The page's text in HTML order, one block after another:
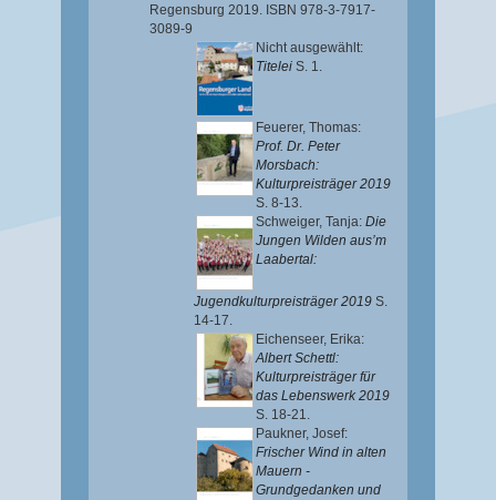
Regensburg 2019. ISBN 978-3-7917-
3089-9
Nicht ausgewählt:
Titelei S. 1.
Feuerer, Thomas:
Prof. Dr. Peter
Morsbach:
Kulturpreisträger 2019
S. 8-13.
Schweiger, Tanja: Die
Jungen Wilden aus’m
Laabertal:
Jugendkulturpreisträger 2019 S.
14-17.
Eichenseer, Erika:
Albert Schettl:
Kulturpreisträger für
das Lebenswerk 2019
S. 18-21.
Paukner, Josef:
Frischer Wind in alten
Mauern -
Grundgedanken und